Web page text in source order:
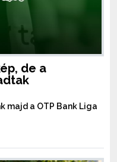
de a
majd a OTP Bank Liga